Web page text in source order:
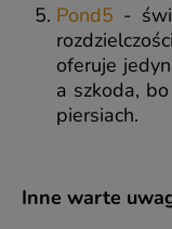
Pond5 -
oferuje
a szkoda,
piersiach.
Inne warte